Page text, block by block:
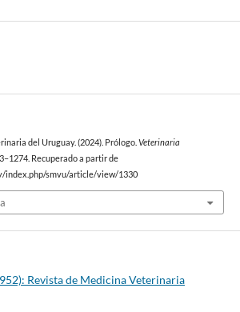
del Uruguay. (2024). Prólogo. Veterinaria
Recuperado a partir de
index.php/smvu/article/view/1330
Revista de Medicina Veterinaria